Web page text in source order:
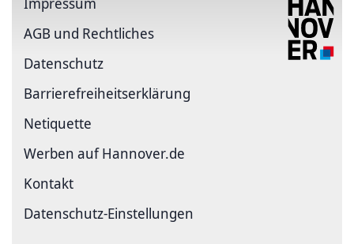
AGB und Rechtliches
Datenschutz
Barriere­freiheits­erklärung
Netiquette
Werben auf Hannover.de
Kontakt
Datenschutz-Einstellungen